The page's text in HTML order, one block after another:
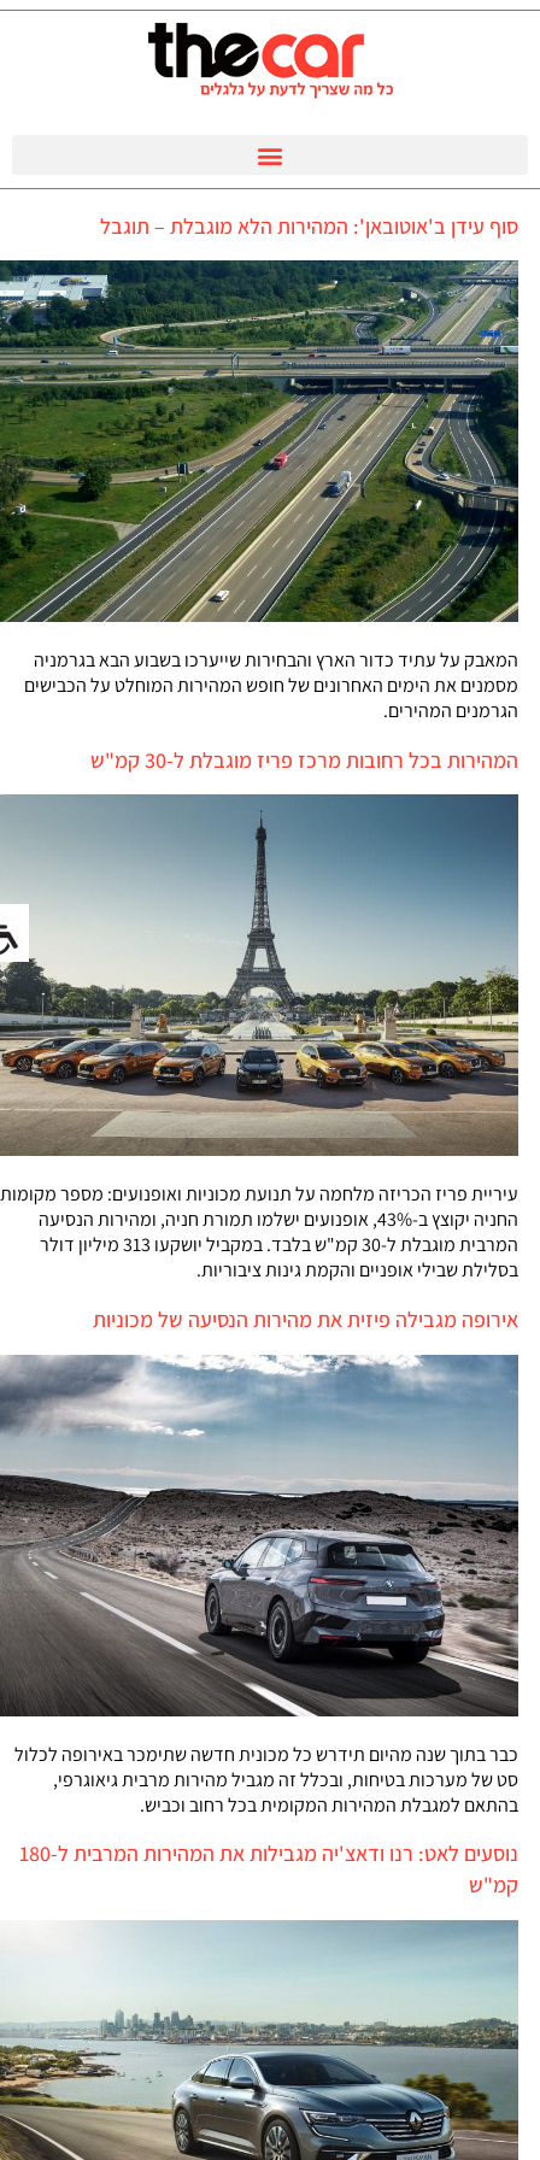
סוף עידן ב'אוטובאן': המהירות הלא מוגבלת – תוגבל
המאבק על עתיד כדור הארץ והבחירות שייערכו בשבוע הבא בגרמניה
מסמנים את הימים האחרונים של חופש המהירות המוחלט על הכבישים
הגרמנים המהירים.
המהירות בכל רחובות מרכז פריז מוגבלת ל-30 קמ"ש
עיריית פריז הכריזה מלחמה על תנועת מכוניות ואופנועים: מספר מקומות
החניה יקוצץ ב-43%, אופנועים ישלמו תמורת חניה, ומהירות הנסיעה
המרבית מוגבלת ל-30 קמ"ש בלבד. במקביל יושקעו 313 מיליון דולר
בסלילת שבילי אופניים והקמת גינות ציבוריות.
אירופה מגבילה פיזית את מהירות הנסיעה של מכוניות
כבר בתוך שנה מהיום תידרש כל מכונית חדשה שתימכר באירופה לכלול
סט של מערכות בטיחות, ובכלל זה מגביל מהירות מרבית גיאוגרפי,
בהתאם למגבלת המהירות המקומית בכל רחוב וכביש.
נוסעים לאט: רנו ודאצ'יה מגבילות את המהירות המרבית ל-180
קמ"ש